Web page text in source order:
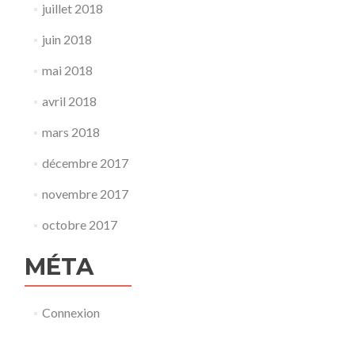
juillet 2018
juin 2018
mai 2018
avril 2018
mars 2018
décembre 2017
novembre 2017
octobre 2017
MÉTA
Connexion